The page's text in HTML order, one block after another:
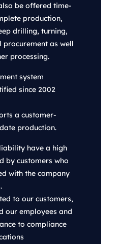
be offered time-
production,
drilling, turning,
as well
processing.
system
since 2002
a customer-
production.
have a high
by customers who
with the company
to our customers,
our employees and
to compliance